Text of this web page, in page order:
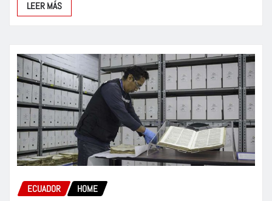
LEER MÁS
ECUADOR HOME